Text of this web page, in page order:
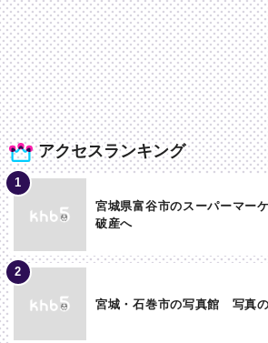
アクセスランキング
宮城県富谷市のスーパーマー
破産へ
宮城・石巻市の写真館 写真